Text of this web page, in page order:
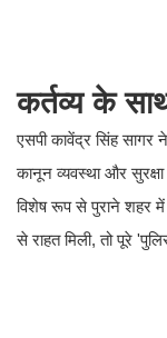
कर्तव्य के
​एसपी कावेंद्र सिंह सागर
कानून व्यवस्था और
विशेष रूप से पुराने शहर
से राहत मिली, तो पूरे